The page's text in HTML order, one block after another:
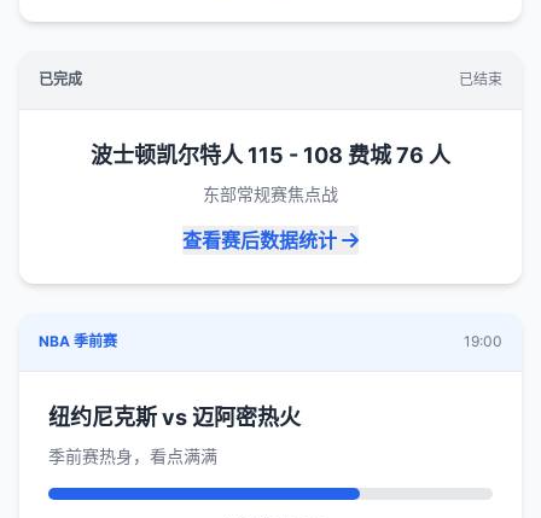
已完成 已结束
波士顿凯尔特人 115 - 108 费城 76 人
东部常规赛焦点战
查看赛后数据统计
NBA 季前赛 19:00
纽约尼克斯 vs 迈阿密热火
季前赛热身，看点满满